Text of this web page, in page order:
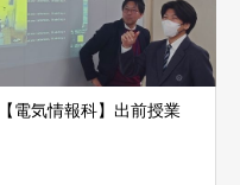
【電気情報科】出前授業